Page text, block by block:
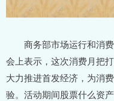
商务部市场运行和消费
会上表示，这次消费月把
大力推进首发经济，为消
验。活动期间股票什么资